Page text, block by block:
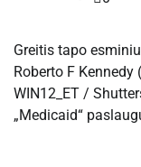
Greitis tapo
Roberto F
WIN12_ET /
„Medicaid“